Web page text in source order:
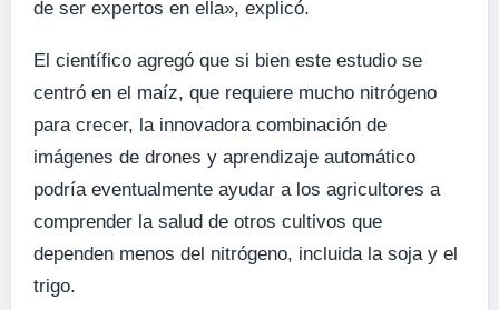
de ser expertos en ella», explicó.
El científico agregó que si bien este estudio se
centró en el maíz, que requiere mucho nitrógeno
para crecer, la innovadora combinación de
imágenes de drones y aprendizaje automático
podría eventualmente ayudar a los agricultores a
comprender la salud de otros cultivos que
dependen menos del nitrógeno, incluida la soja y el
trigo.